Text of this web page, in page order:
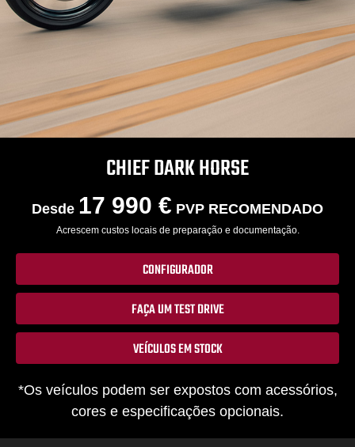
CHIEF DARK HORSE
Desde 17 990 € PVP RECOMENDADO
Acrescem custos locais de preparação e documentação.
CONFIGURADOR
FAÇA UM TEST DRIVE
VEÍCULOS EM STOCK
*Os veículos podem ser expostos com acessórios,
cores e especificações opcionais.